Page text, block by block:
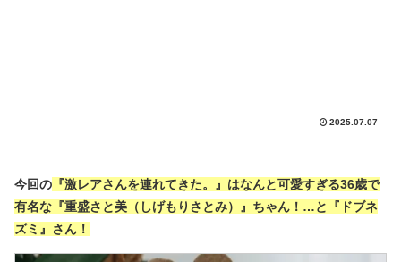
2025.07.07
今回の 『激レアさんを連れてきた。』はなんと可愛すぎる36歳で
有名な『重盛さと美（しげもりさとみ）』ちゃん！…と『ドブネ
ズミ』さん！